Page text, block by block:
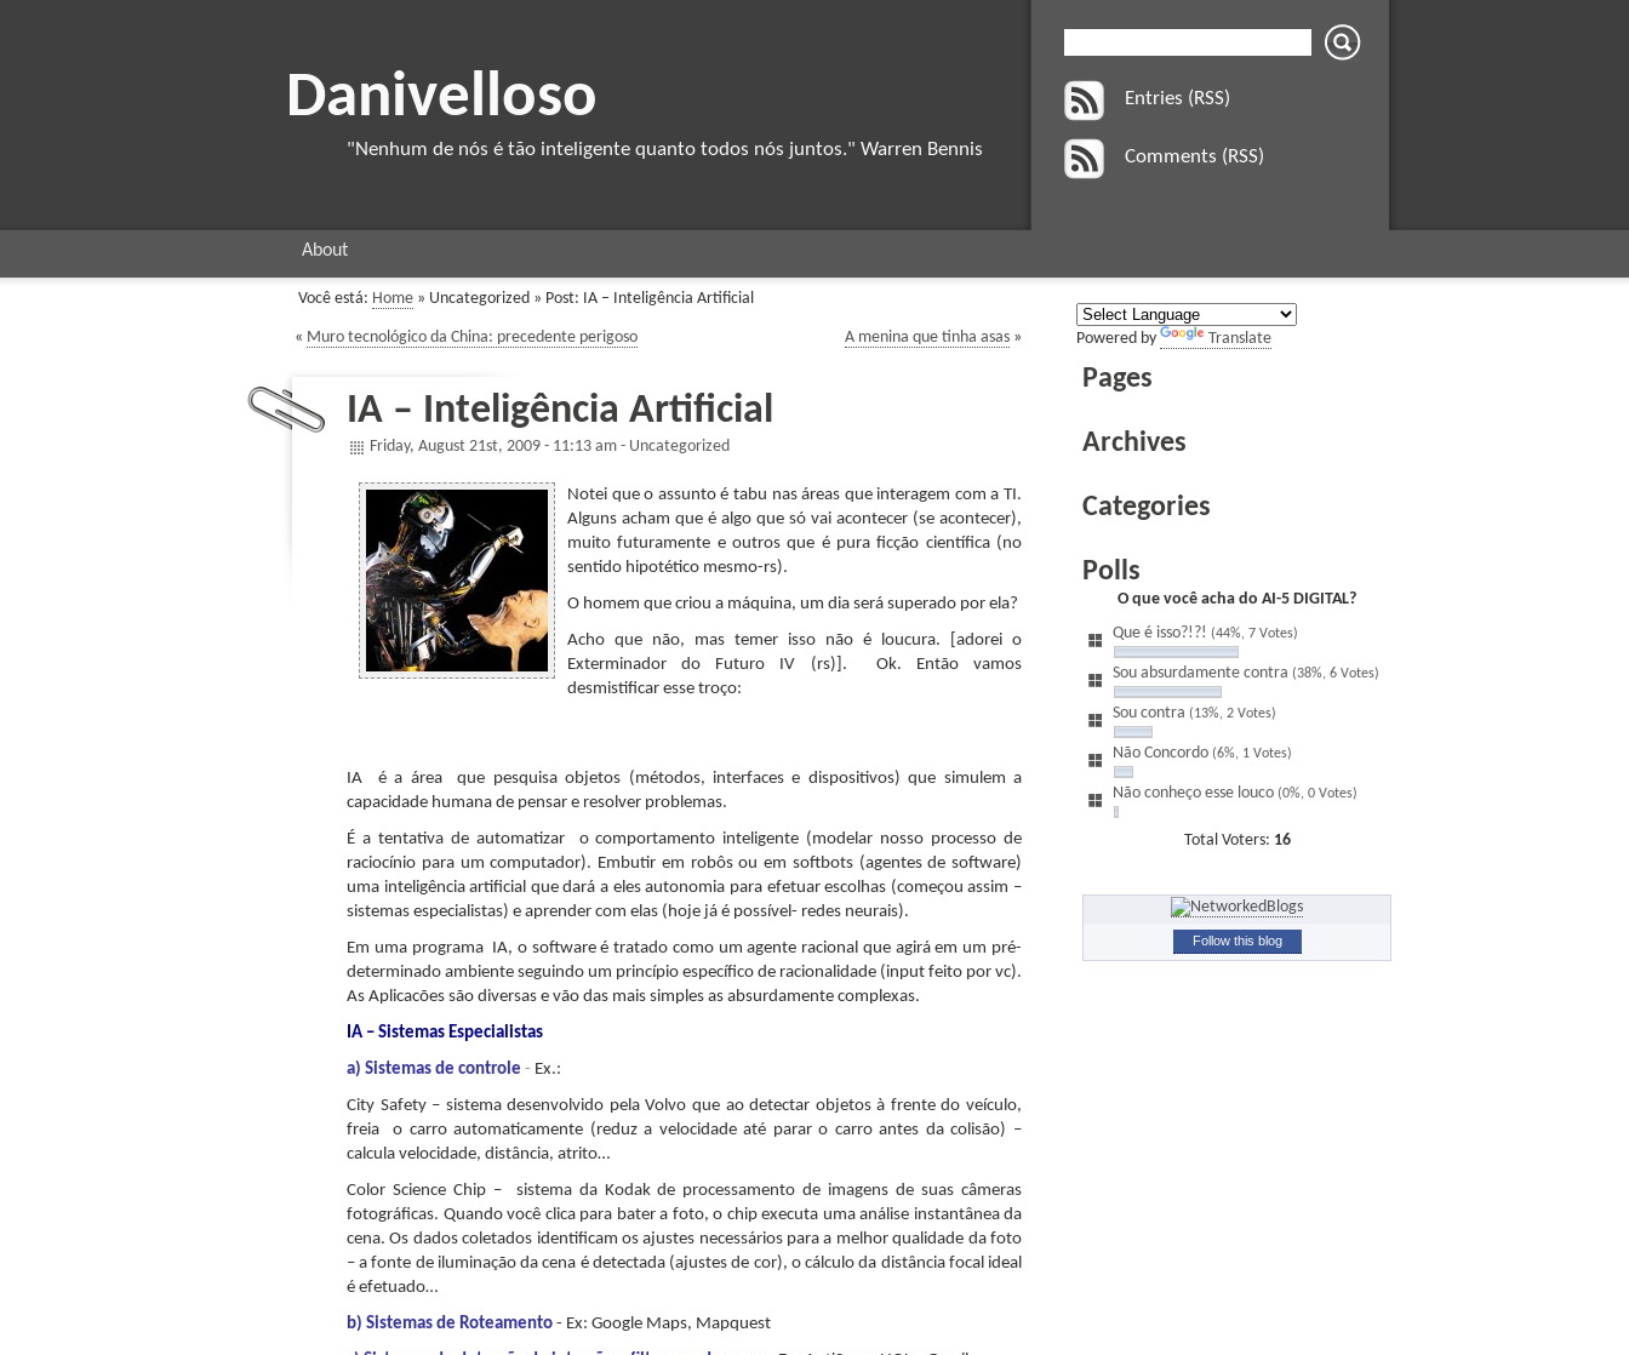
Danivelloso
"Nenhum de nós é tão inteligente quanto todos nós juntos." Warren Bennis
About
Você está: Home » Uncategorized » Post: IA – Inteligência Artificial
« Muro tecnológico da China: precedente perigoso A menina que tinha asas »
IA – Inteligência Artificial
Friday, August 21st, 2009 - 11:13 am - Uncategorized
Notei que o assunto é tabu nas áreas que interagem com a TI.
Alguns acham que é algo que só vai acontecer (se acontecer),
muito futuramente e outros que é pura ficção científica (no
sentido hipotético mesmo-rs).
O homem que criou a máquina, um dia será superado por ela?
Acho que não, mas temer isso não é loucura. [adorei o
Exterminador do Futuro IV (rs)]. Ok. Então vamos
desmistificar esse troço:
IA é a área que pesquisa objetos (métodos, interfaces e dispositivos) que simulem a
capacidade humana de pensar e resolver problemas.
É a tentativa de automatizar o comportamento inteligente (modelar nosso processo de
raciocínio para um computador). Embutir em robôs ou em softbots (agentes de software)
uma inteligência artificial que dará a eles autonomia para efetuar escolhas (começou assim –
sistemas especialistas) e aprender com elas (hoje já é possível- redes neurais).
Em uma programa IA, o software é tratado como um agente racional que agirá em um pré-
determinado ambiente seguindo um princípio específico de racionalidade (input feito por vc).
As Aplicacões são diversas e vão das mais simples as absurdamente complexas.
IA – Sistemas Especialistas
a) Sistemas de controle - Ex.:
City Safety– sistema desenvolvido pela Volvo que ao detectar objetos à frente do veículo,
freia o carro automaticamente (reduz a velocidade até parar o carro antes da colisão) –
calcula velocidade, distância, atrito…
Color Science Chip– sistema da Kodak de processamento de imagens de suas câmeras
fotográficas. Quando você clica para bater a foto, o chip executa uma análise instantânea da
cena. Os dados coletados identificam os ajustes necessários para a melhor qualidade da foto
– a fonte de iluminação da cena é detectada (ajustes de cor), o cálculo da distância focal ideal
é efetuado…
b) Sistemas de Roteamento- Ex: Google Maps, Mapquest
Entries (RSS)
Comments (RSS)
Powered by Translate
Pages
Archives
Categories
Polls
O que você acha do AI-5 DIGITAL?
Que é isso?!?! (44%, 7 Votes)
Sou absurdamente contra (38%, 6 Votes)
Sou contra (13%, 2 Votes)
Não Concordo (6%, 1 Votes)
Não conheço esse louco (0%, 0 Votes)
Total Voters: 16
Follow this blog